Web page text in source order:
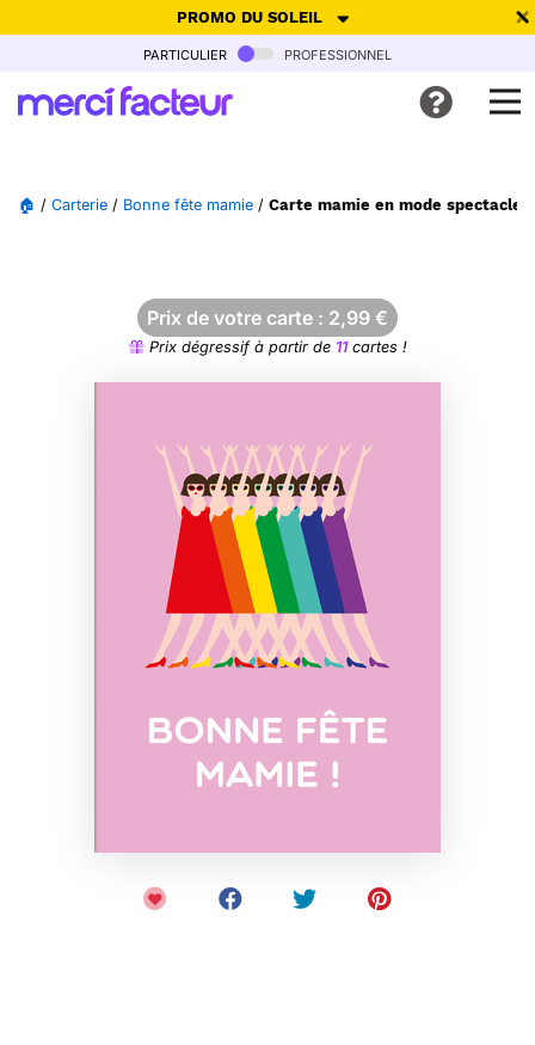
PROMO DU SOLEIL
-30% de réduction avec le code SUMMER26pour envoyer des
Ne plus afficher
particulier professionnel
🏠 / Carterie / Bonne fête mamie / Carte mamie en mode spectacle
Prix de votre carte : 2,99 €
Prix dégressif à partir de 11cartes !